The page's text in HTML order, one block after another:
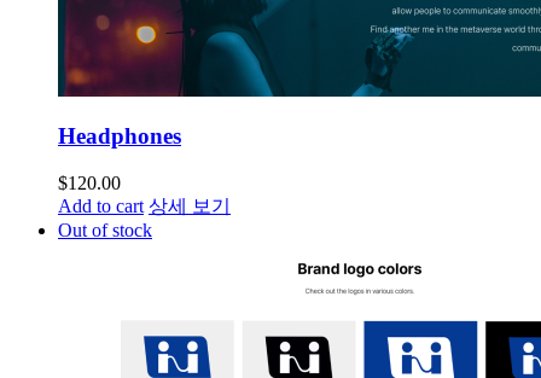
Headphones
$120.00
Add to cart 상세 보기
Out of stock